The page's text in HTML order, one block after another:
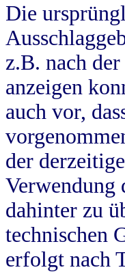
Die
z.B. nach
anzeigen
auch vor,
der
Verwendung
dahinter zu
technischen
erfolgt nach